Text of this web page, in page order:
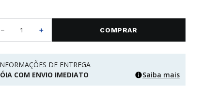
＋ COMPRAR
DE ENTREGA
COM ENVIO IMEDIATO
Saiba mais